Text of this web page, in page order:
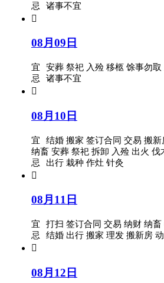
忌
诸事不宜

08月09日
宜
安葬 祭祀 入殓 移柩 馀事勿
忌
诸事不宜

08月10日
宜
结婚 搬家 签订合同 交易 搬
纳畜 安葬 祭祀 拆卸 入殓 出火 伐
忌
出行 栽种 作灶 针灸

08月11日
宜
打扫 签订合同 交易 纳财 纳
忌
结婚 出行 搬家 理发 搬新房

08月12日